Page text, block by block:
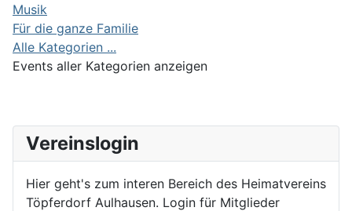
Musik
Für die ganze Familie
Alle Kategorien ...
Events aller Kategorien anzeigen
Vereinslogin
Hier geht's zum interen Bereich des Heimatvereins
Töpferdorf Aulhausen. Login für Mitglieder